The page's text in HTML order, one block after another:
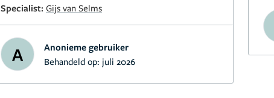
Specialist: Gijs van Selms
A
Anonieme gebruiker
Behandeld op: juli 2026